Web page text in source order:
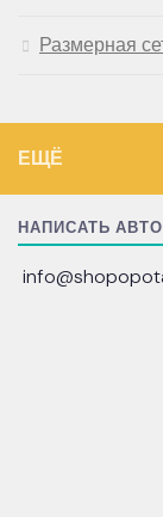
Размерная
ЕЩЁ
НАПИСАТЬ